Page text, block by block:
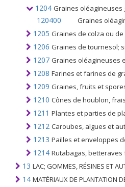
1204 Graines oléagineuses
120400 Graines
1205 Graines de colza ou
1206 Graines de tournesol;
1207 Graines oléagineuses et fruits
1208 Farines et farines de graines oléagineuses ou
1209 Graines, fruits et spores; des
1210 Cônes de houblon, frais ou secs, même
1211 Plantes et parties de plantes (y compris les graines et fruits) des espèces utilisées principalement en parfumerie, en
1212 Caroubes, algues et autres algues, betteraves sucrières, cannes à sucre, fraîches, réfrigérées, congelées ou séchées, même pulvérisées;
1213 Pailles et enveloppes de céréales, non
1214 Rutabagas, betteraves fourragères, racines fourragères, foin, luzerne, trèfle, sainfoin,
13 LAC; GOMMES, RÉSINES ET
14 MATÉRIAUX DE PLANTATION DE LÉGUMES; PRODUITS